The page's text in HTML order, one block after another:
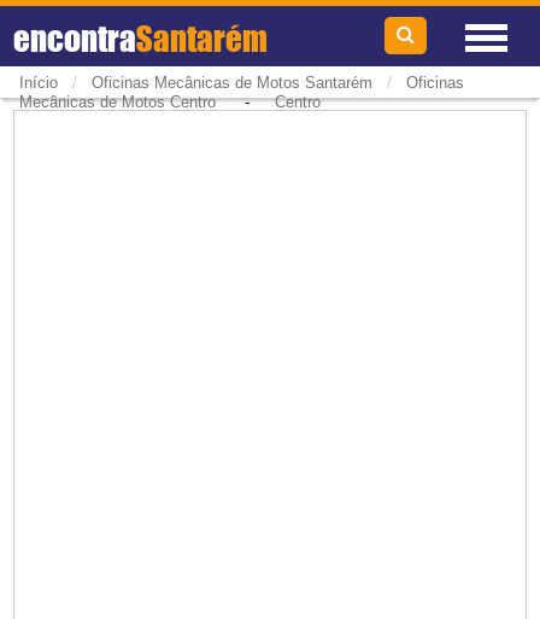
encontraSantarém
Início / Oficinas Mecânicas de Motos Santarém / Oficinas
Mecânicas de Motos Centro-Centro